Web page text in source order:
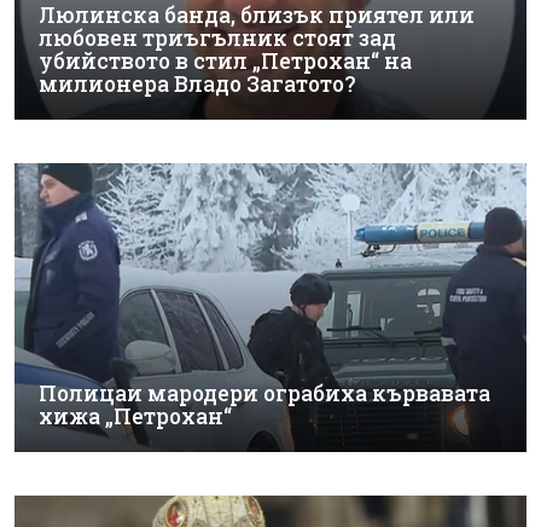
Люлинска банда, близък приятел или
любовен триъгълник стоят зад
убийството в стил „Петрохан“ на
милионера Владо Загатото?
Полицаи мародери ограбиха кървавата
хижа „Петрохан“